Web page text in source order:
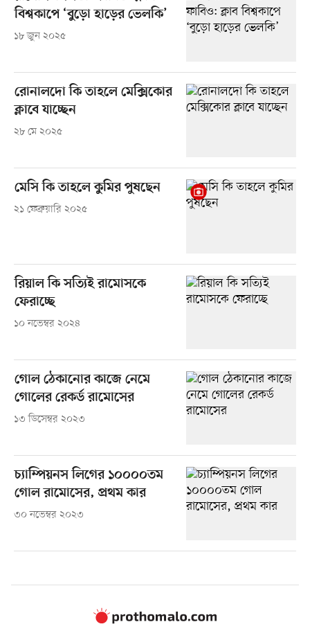
বিশ্বকাপে ‘বুড়ো হাড়ের ভেলকি’
১৮ জুন ২০২৫
রোনালদো কি তাহলে মেক্সিকোর
ক্লাবে যাচ্ছেন
২৮ মে ২০২৫
মেসি কি তাহলে কুমির পুষছেন
২১ ফেব্রুয়ারি ২০২৫
রিয়াল কি সত্যিই রামোসকে
ফেরাচ্ছে
১০ নভেম্বর ২০২৪
গোল ঠেকানোর কাজে নেমে
গোলের রেকর্ড রামোসের
১৩ ডিসেম্বর ২০২৩
চ্যাম্পিয়নস লিগের ১০০০০তম
গোল রামোসের, প্রথম কার
৩০ নভেম্বর ২০২৩